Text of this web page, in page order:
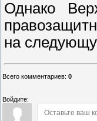
Однако
на
Всего комментариев: 0
Войдите: